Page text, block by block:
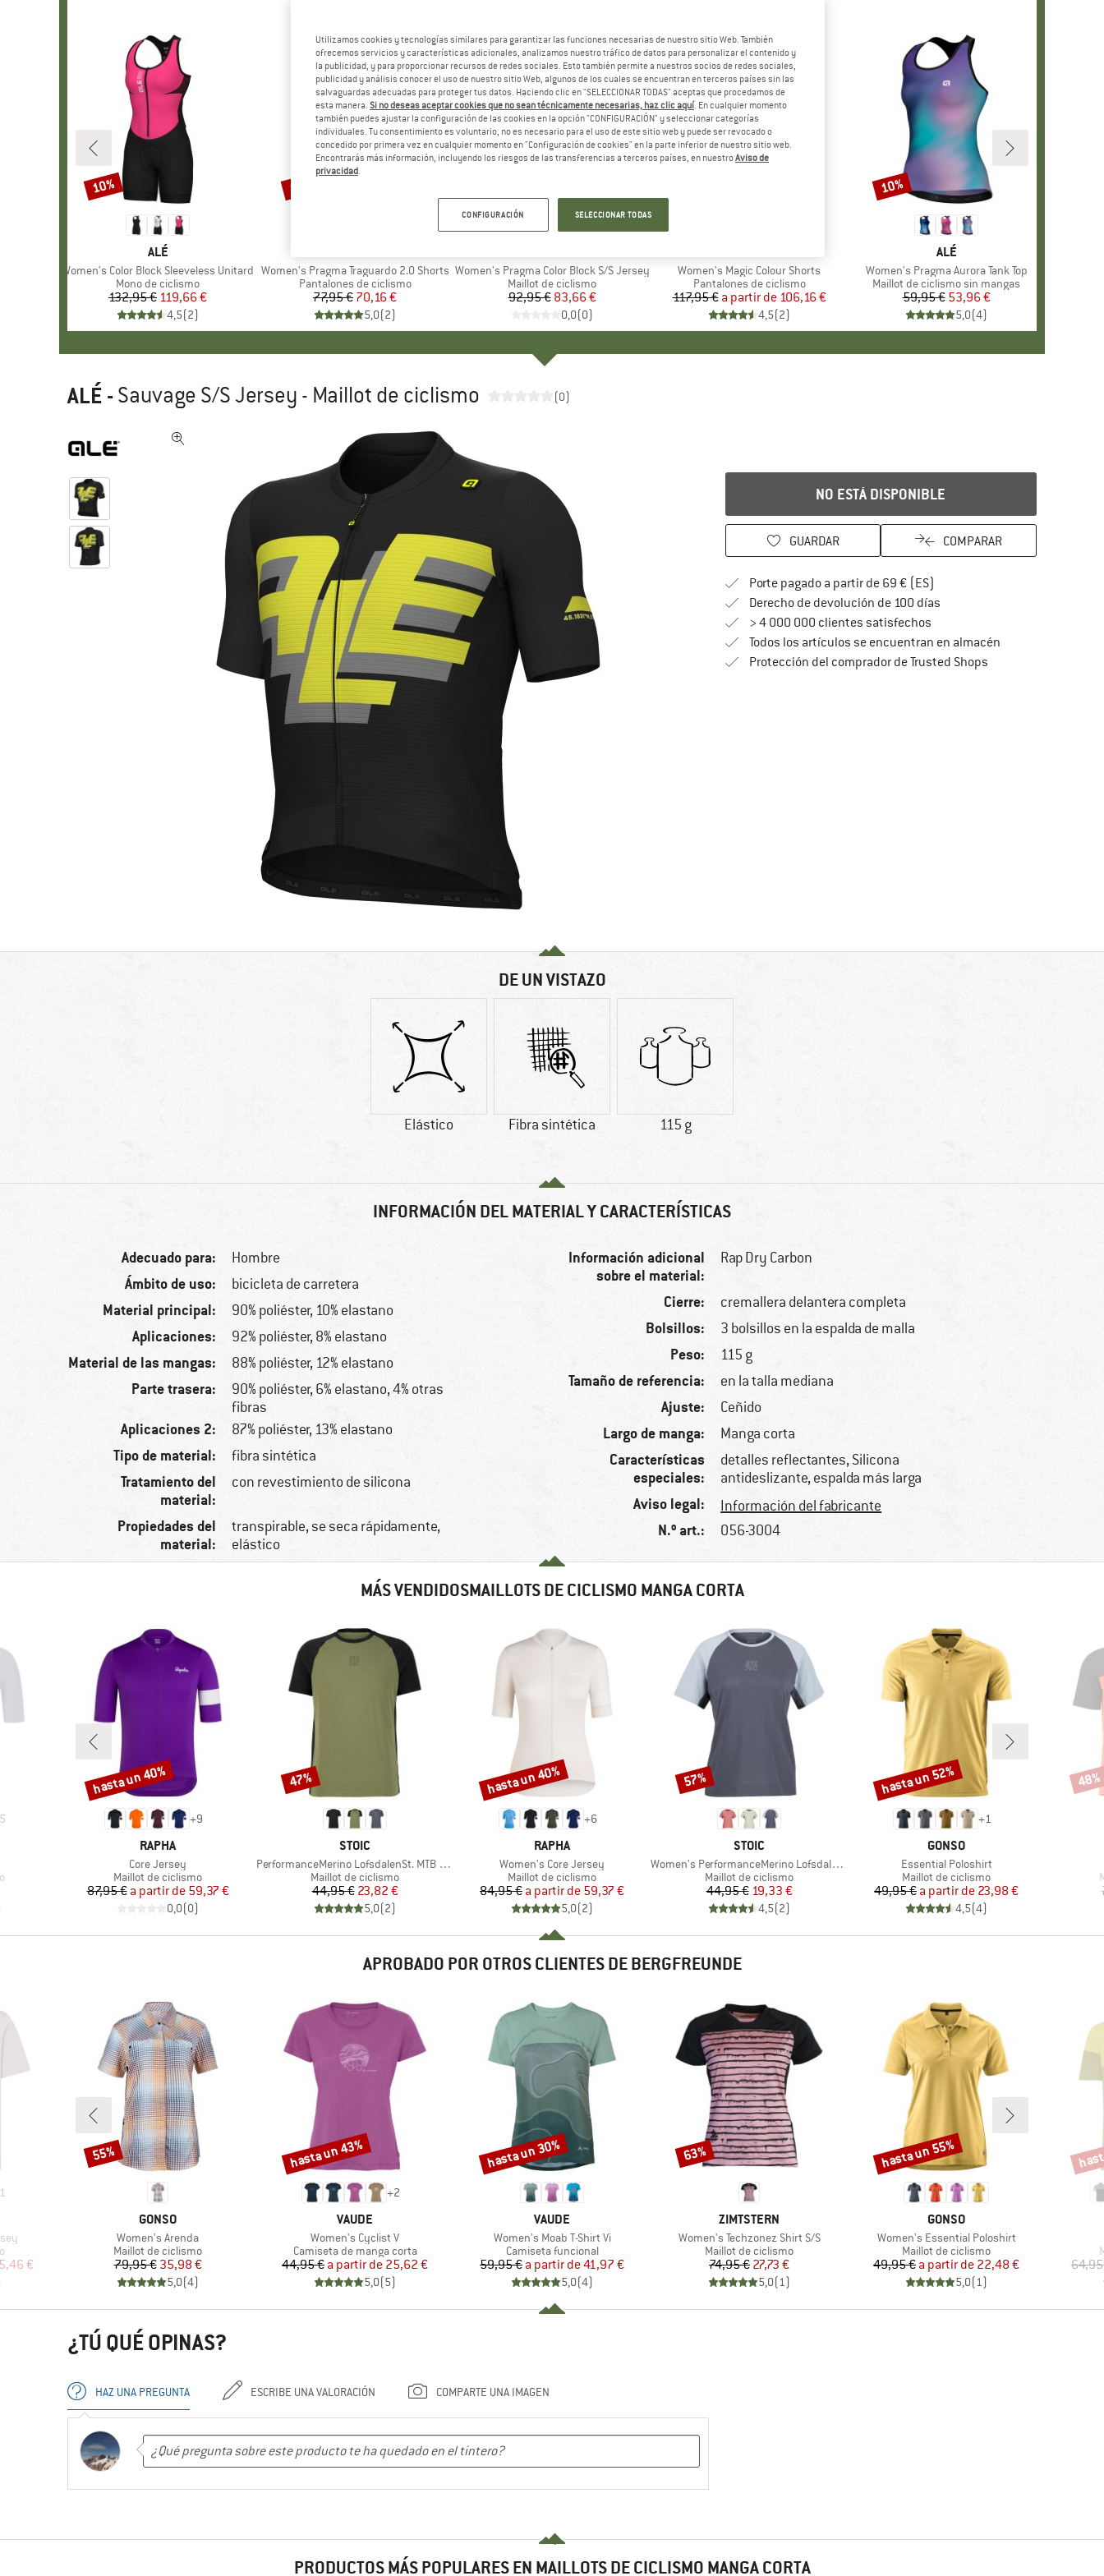
MARCA
ALÉ
Artículo
Women's Color Block Sleeveless Unitard
Product group
Mono de ciclismo
Precio
132,95 € Precio reducido
119,66 €
4,5(2)
Descuento
10%
Artículo
Women's Pragma Traguardo 2.0 Shorts
Product group
Pantalones de ciclismo
Precio
77,95 € Precio reducido
70,16 €
5,0(2)
Descuento
10%
Artículo
Women's Pragma Color Block S/S Jersey
Product group
Maillot de ciclismo
Precio
92,95 € Precio reducido
83,66 €
0,0(0)
Artículo
Women's Magic Colour Shorts
Product group
Pantalones de ciclismo
Precio
117,95 € Precio reducido
a partir de 106,16 €
4,5(2)
MARCA
ALÉ
Artículo
Women's Pragma Aurora Tank Top
Product group
Maillot de ciclismo sin mangas
Precio
59,95 € Precio reducido
53,96 €
5,0(4)
Descuento
10%
ALÉ -Sauvage S/S Jersey - Maillot de ciclismo (0)
NO ESTÁ DISPONIBLE
GUARDAR COMPARAR
Porte pagado a partir de 69 € (ES)
Derecho de devolución de 100 díasvaya a la política de
> 4 000 000 clientes satisfechos
Todos los artículos se encuentran en almacén
Protección del comprador de Trusted Shops¡toda la información
DE UN VISTAZO
Elástico Fibra sintética 115 g
INFORMACIÓN DEL MATERIAL Y CARACTERÍSTICAS
Adecuado para: Hombre
Ámbito de uso: bicicleta de carretera
Material principal: 90% poliéster, 10% elastano
Aplicaciones: 92% poliéster, 8% elastano
Material de las mangas: 88% poliéster, 12% elastano
Parte trasera:
90% poliéster, 6% elastano, 4% otras
fibras
Aplicaciones 2: 87% poliéster, 13% elastano
Tipo de material: fibra sintética
Tratamiento del
material:
con revestimiento de silicona
Propiedades del
material:
transpirable, se seca rápidamente,
elástico
Información adicional
sobre el material:
Rap Dry Carbon
Cierre: cremallera delantera completa
Bolsillos: 3 bolsillos en la espalda de malla
Peso: 115 g
Tamaño de referencia: en la talla mediana
Ajuste: Ceñido
Largo de manga: Manga corta
Características
especiales:
detalles reflectantes, Silicona
antideslizante, espalda más larga
Aviso legal: Información del fabricante
N.º art.: 056-3004
MÁS VENDIDOSMAILLOTS DE CICLISMO MANGA CORTA
5 +9
MARCA
RAPHA
Artículo
Core Jersey
Product group
Maillot de ciclismo
Precio
87,95 € Precio reducido
a partir de 59,37 €
0,0(0)
Descuento
hasta un 40%
MARCA
STOIC
Artículo
PerformanceMerino LofsdalenSt. MTB S/S
Product group
Maillot de ciclismo
Precio
44,95 €Precio reducido
23,82 €
5,0(2)
Descuento
47%
+6
MARCA
RAPHA
Artículo
Women's Core Jersey
Product group
Maillot de ciclismo
Precio
84,95 € Precio reducido
a partir de 59,37 €
5,0(2)
Descuento
hasta un 40%
MARCA
STOIC
Artículo
Women's PerformanceMerino LofsdalenSt. MTB S/S
Product group
Maillot de ciclismo
Precio
44,95 €Precio reducido
19,33 €
4,5(2)
Descuento
57%
+1
MARCA
GONSO
Artículo
Essential Poloshirt
Product group
Maillot de ciclismo
Precio
49,95 € Precio reducido
a partir de 23,98 €
4,5(4)
Descuento
hasta un 52% 48%
APROBADO POR OTROS CLIENTES DE BERGFREUNDE
1
€
MARCA
GONSO
Artículo
Women's Arenda
Product group
Maillot de ciclismo
Precio
79,95 €Precio reducido
35,98 €
5,0(4)
Descuento
55%
+2
MARCA
VAUDE
Artículo
Women's Cyclist V
Product group
Camiseta de manga corta
Precio
44,95 € Precio reducido
a partir de 25,62 €
5,0(5)
Descuento
hasta un 43%
MARCA
VAUDE
Artículo
Women's Moab T-Shirt Vi
Product group
Camiseta funcional
Precio
59,95 € Precio reducido
a partir de41,97 €
5,0(4)
Descuento
hasta un 30%
MARCA
ZIMTSTERN
Artículo
Women's Techzonez Shirt S/S
Product group
Maillot de ciclismo
Precio
74,95 €Precio reducido
27,73 €
5,0(1)
Descuento
63%
MARCA
GONSO
Artículo
Women's Essential Poloshirt
Product group
Maillot de ciclismo
Precio
49,95 € Precio reducido
a partir de 22,48 €
5,0(1)
Descuento
hasta un 55%
¿TÚ QUÉ OPINAS?
HAZ UNA PREGUNTA ESCRIBE UNA VALORACIÓN COMPARTE UNA IMAGEN
PRODUCTOS MÁS POPULARES EN MAILLOTS DE CICLISMO MANGA CORTA
Utilizamos cookies y tecnologías similares para garantizar las funciones necesarias de nuestro sitio Web. También
ofrecemos servicios y características adicionales, analizamos nuestro tráfico de datos para personalizar el contenido y
la publicidad, y para proporcionar recursos de redes sociales. Esto también permite a nuestros socios de redes sociales,
publicidad y análisis conocer el uso de nuestro sitio Web, algunos de los cuales se encuentran en terceros países sin las
salvaguardas adecuadas para proteger tus datos. Haciendo clic en "SELECCIONAR TODAS" aceptas que procedamos de
esta manera. Si no deseas aceptar cookies que no sean técnicamente necesarias, haz clic aquí. En cualquier momento
también puedes ajustar la configuración de las cookies en la opción "CONFIGURACIÓN" y seleccionar categorías
individuales. Tu consentimiento es voluntario, no es necesario para el uso de este sitio web y puede ser revocado o
concedido por primera vez en cualquier momento en "Configuración de cookies" en la parte inferior de nuestro sitio web.
Encontrarás más información, incluyendo los riesgos de las transferencias a terceros países, en nuestroAviso de
privacidad.
CONFIGURACIÓN SELECCIONAR TODAS